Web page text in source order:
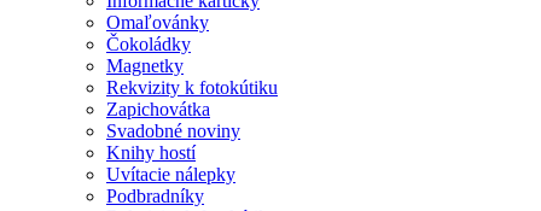
Omaľovánky
Čokoládky
Magnetky
Rekvizity k fotokútiku
Zapichovátka
Svadobné noviny
Knihy hostí
Uvítacie nálepky
Podbradníky